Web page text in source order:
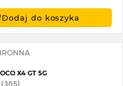
Dodaj do koszyka
X4 GT 5G